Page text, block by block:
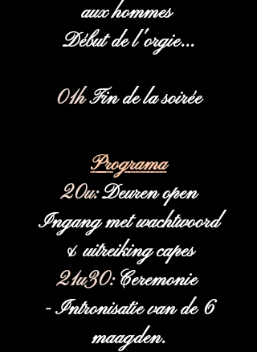
aux hommes
Début de l'orgie...
01hFin de la soirée
Programa
20u:Deuren open
Ingang met wachtwoord
& uitreiking capes
21u30:Ceremonie
- Intronisatie van de 6
maagden.